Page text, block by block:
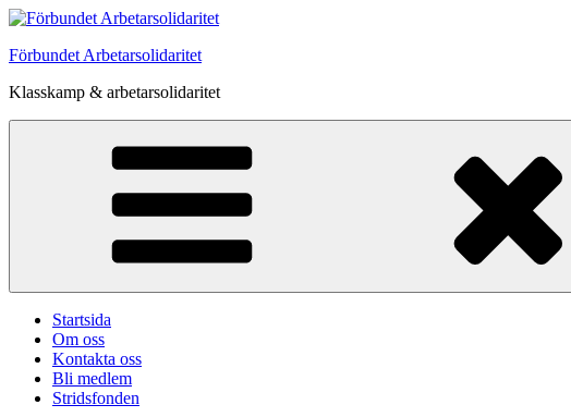
Hoppa
innehåll
Förbundet Arbetarsolidaritet
Klasskamp & arbetarsolidaritet
Startsida
Om oss
Kontakta oss
Bli medlem
Stridsfonden